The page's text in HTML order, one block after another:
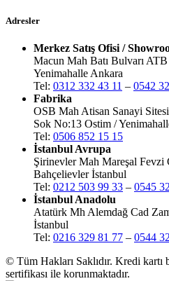
Adresler
Merkez Satış Ofisi /
Macun Mah Batı Bulvarı
Yenimahalle Ankara
Tel: 0312 332 43 11 – 0542
Fabrika
OSB Mah Atisan Sanayi
Sok No:13 Ostim /
Tel: 0506 852 15 15
İstanbul Avrupa
Şirinevler Mah Mareşal Fevzi
Bahçelievler İstanbul
Tel: 0212 503 99 33 – 0545
İstanbul Anadolu
Atatürk Mh Alemdağ Cad
İstanbul
Tel: 0216 329 81 77 – 0544
© Tüm Hakları Saklıdır. Kredi
sertifikası ile korunmaktadır.